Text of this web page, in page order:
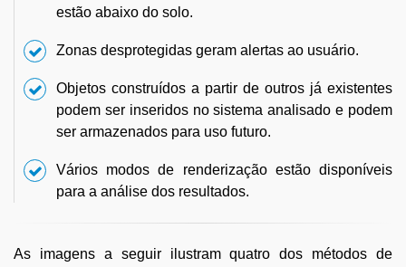
estão abaixo do solo.
Zonas desprotegidas geram alertas ao usuário.
Objetos construídos a partir de outros já existentes
podem ser inseridos no sistema analisado e podem
ser armazenados para uso futuro.
Vários modos de renderização estão disponíveis
para a análise dos resultados.
As imagens a seguir ilustram quatro dos métodos de